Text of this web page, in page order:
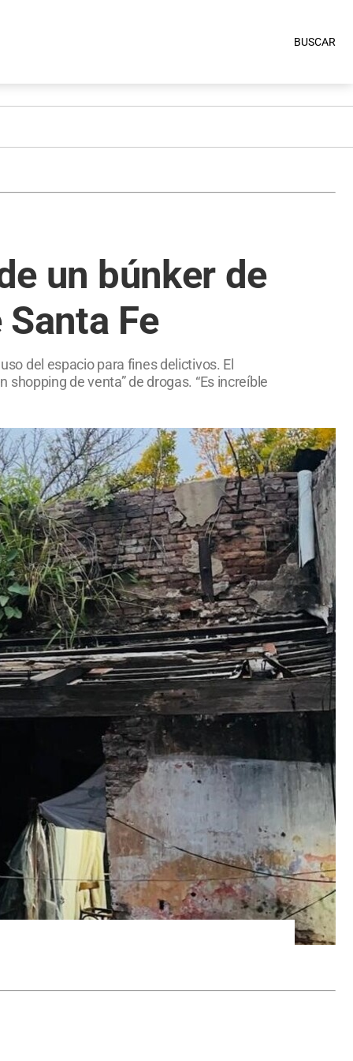
BUSCAR
un búnker de
Fe
del espacio para fines delictivos. El
de venta” de drogas. “Es increíble